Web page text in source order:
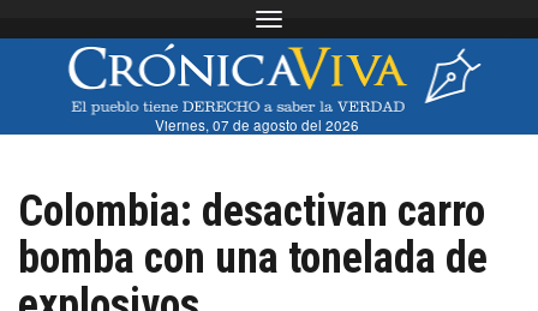
Toggle navigation
Viernes, 07 de agosto del 2026
Colombia: desactivan carro
bomba con una tonelada de